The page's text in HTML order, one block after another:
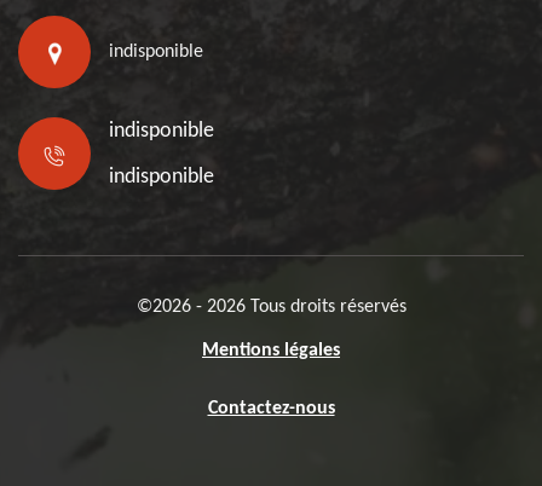
indisponible
indisponible
indisponible
©2026 - 2026 Tous droits réservés
Mentions légales
Contactez-nous